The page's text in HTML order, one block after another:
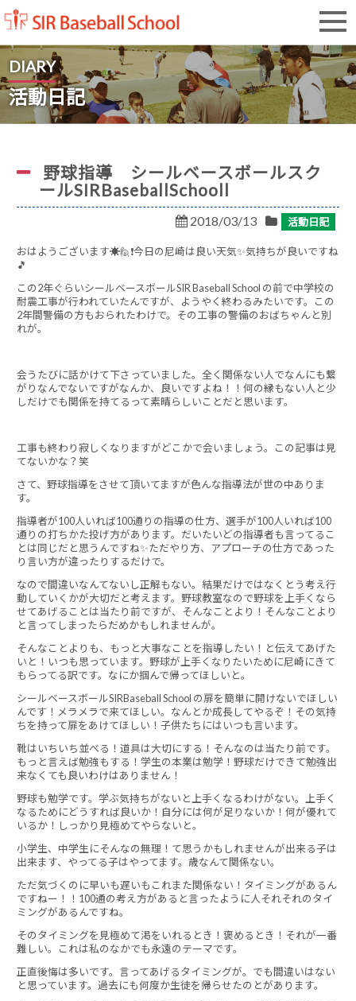
SIR Baseball School
DIARY
活動日記
野球指導 シールベースボールスク
ールSIRBaseballSchooll
2018/03/13 活動日記
おはようございます☀🙋❗今日の尼崎は良い天気✨気持ちが良いですね
🎵
この2年ぐらいシールベースボールSIR Baseball School の前で中学校の
耐震工事が行われていたんですが、ようやく終わるみたいです。この
2年間警備の方もおられたわけで。その工事の警備のおばちゃんと別
れが。
会うたびに話かけて下さっていました。全く関係ない人でなんにも繋
がりなんでないですがなんか、良いですよね！！何の縁もない人と少
しだけでも関係を持てるって素晴らしいことだと思います。
工事も終わり寂しくなりますがどこかで会いましょう。この記事は見
てないかな？笑
さて、野球指導をさせて頂いてますが色んな指導法が世の中ありま
す。
指導者が100人いれば100通りの指導の仕方、選手が100人いれば100
通りの打ちかた投げ方があります。だいたいどの指導者も言ってるこ
とは同じだと思うんですね✨ただやり方、アプローチの仕方であった
り言い方が違ったりするだけで。
なので間違いなんてないし正解もない。結果だけではなくとう考え行
動していくかが大切だと考えます。野球教室なので野球を上手くなら
せてあげることは当たり前ですが、そんなことより！そんなことより
と言ってしまったらだめかもしれませんが。
そんなことよりも、もっと大事なことを指導したい！と伝えてあげた
いと！いつも思っています。野球が上手くなりたいために尼崎にきて
もらってる訳です。なにか掴んで帰ってほしいと。
シールベースボールSIRBaseball School の扉を簡単に開けないでほしい
んです！メラメラで来てほしい。なんとか成長してやるぞ！その気持
ちを持って扉をあけてほしい！子供たちにはいつも言います。
靴はいちいち並べる！道具は大切にする！そんなのは当たり前です。
もっと言えば勉強もする！学生の本業は勉学！野球だけできて勉強出
来なくても良いわけはありません！
野球も勉学です。学ぶ気持ちがないと上手くなるわけがない。上手く
なるためにどうすれば良いか！自分には何が足りないか！何が優れて
いるか！しっかり見極めてやらないと。
小学生、中学生にそんなの無理！て思うかもしれませんが出来る子は
出来ます、やってる子はやってます。歳なんて関係ない。
ただ気づくのに早いも遅いもこれまた関係ない！タイミングがあるん
ですねー！！100通の考え方があると言ったように人それそれのタイ
ミングがあるんですね。
そのタイミングを見極めて渇をいれるとき！褒めるとき！それが一番
難しい。これは私のなかでも永遠のテーマです。
正直後悔は多いです。言ってあげるタイミングが。でも間違いはない
と思っています。過去にも何度か生徒を帰らせたのとがあります。